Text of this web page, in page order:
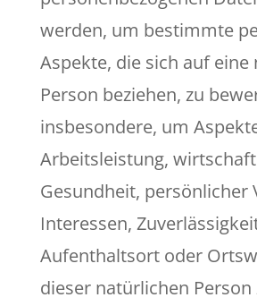
werden, um bestimmte
Aspekte, die sich auf eine
Person beziehen, zu
insbesondere, um
Arbeitsleistung,
Gesundheit, persönlicher
Interessen,
Aufenthaltsort oder
dieser natürlichen Person